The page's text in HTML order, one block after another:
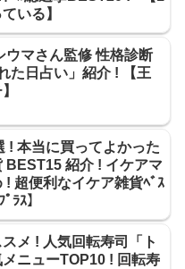
いる】
ウマさん監修 性格診断
た日占い」紹介 ! 【王
! 本当に買ってよかった
BEST15 紹介 ! イケアマ
! 超便利なイケア雑貨ﾍﾞｽ
ﾗｽ】
メ ! 人気回転寿司「ト
メニューTOP10 ! 回転寿